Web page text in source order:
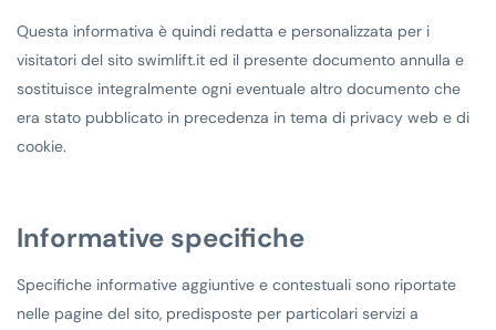
Questa informativa è quindi redatta e personalizzata per i
visitatori del sito swimlift.it ed il presente documento annulla e
sostituisce integralmente ogni eventuale altro documento che
era stato pubblicato in precedenza in tema di privacy web e di
cookie.
Informative specifiche
Specifiche informative aggiuntive e contestuali sono riportate
nelle pagine del sito, predisposte per particolari servizi a